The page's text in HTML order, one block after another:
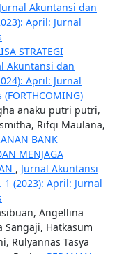
Jurnal Akuntansi dan
April: Jurnal
STRATEGI
Akuntansi dan
April: Jurnal
anaku putri putri,
Rifqi Maulana,
BANK
MENJAGA
, Jurnal Akuntansi
(2023): April: Jurnal
Angellina
Sangaji, Hatkasum
Rulyannas Tasya